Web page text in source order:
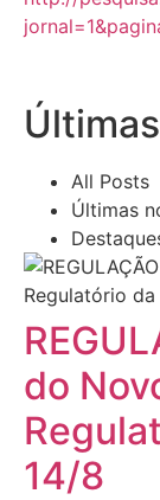
All Posts
Últimas
do
14/8